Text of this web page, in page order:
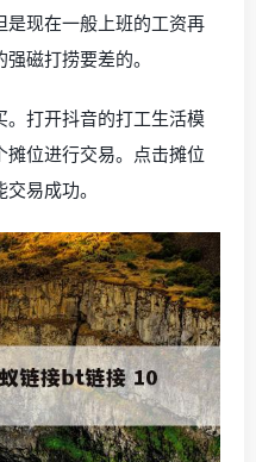
是现在一般上班的工资再
磁打捞要差的。
。打开抖音的打工生活模
位进行交易。点击摊位
易成功。